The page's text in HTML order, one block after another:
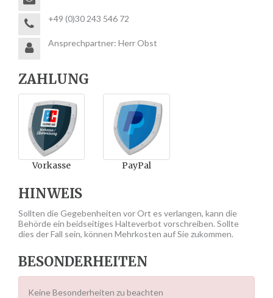
+49 (0)30 243 546 72
Ansprechpartner: Herr Obst
ZAHLUNG
Vorkasse PayPal
HINWEIS
Sollten die Gegebenheiten vor Ort es verlangen, kann die
Behörde ein beidseitiges Halteverbot vorschreiben. Sollte
dies der Fall sein, können Mehrkosten auf Sie zukommen.
BESONDERHEITEN
Keine Besonderheiten zu beachten